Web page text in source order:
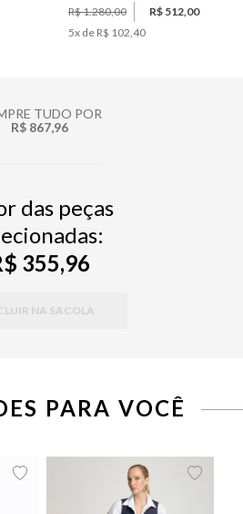
R$ 1.280,00
R$ 512,00
5x de R$ 102,40
TUDO POR
R$ 867,96
das peças
355,96
NA SACOLA
PARA VOCÊ